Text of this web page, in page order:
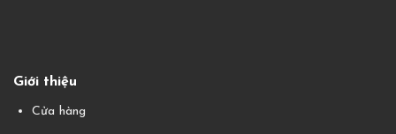
Giới thiệu
Cửa hàng